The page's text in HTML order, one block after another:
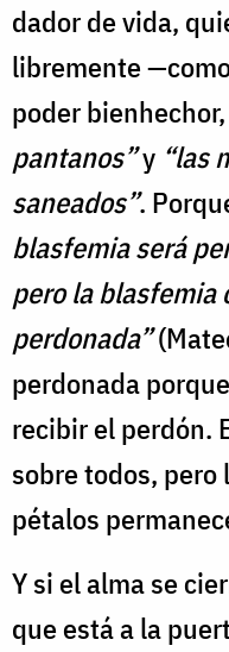
dador de vida,
libremente
poder
pantanos”y “las
saneados”.
blasfemia será
pero la blasfemia
perdonada”
perdonada
recibir el perdón.
sobre todos, pero
pétalos
Y si el alma se
que está a la